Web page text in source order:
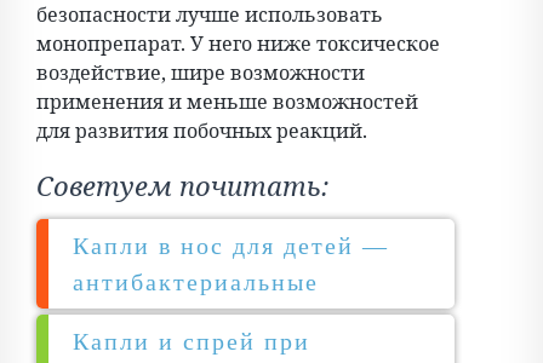
безопасности лучше использовать
монопрепарат. У него ниже токсическое
воздействие, шире возможности
применения и меньше возможностей
для развития побочных реакций.
Советуем почитать:
Капли в нос для детей —
антибактериальные
Капли и спрей при